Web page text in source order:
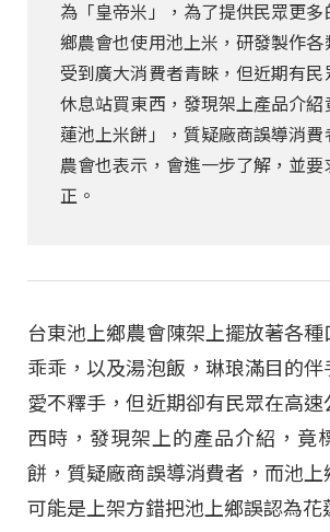
為「皇帝米」，為了提供民眾更多
鄉農會也使用池上米，研發製作各
受到廣大消費者青睞，但近期有民
休息站買東西，發現架上產品介紹
蓮池上米餅」，質疑廠商誤導消費
農會也表示，會進一步了解，並要
正。
台東池上鄉農會陳架上擺放著各
乖乖，以及湯泡飯，琳琅滿目的
愛不釋手，但近期卻有民眾在高
西時，發現架上的產品介紹，竟
餅，質疑廠商誤導消費者，而池上
可能是上架方錯把池上鄉誤認為花